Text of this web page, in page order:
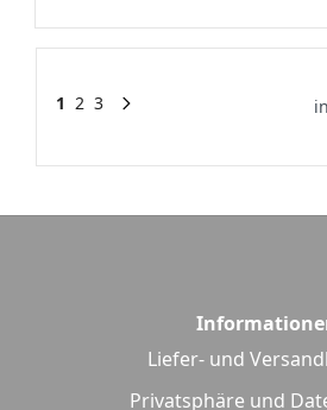
1 2 3
Liefer- und
Privatsphäre und